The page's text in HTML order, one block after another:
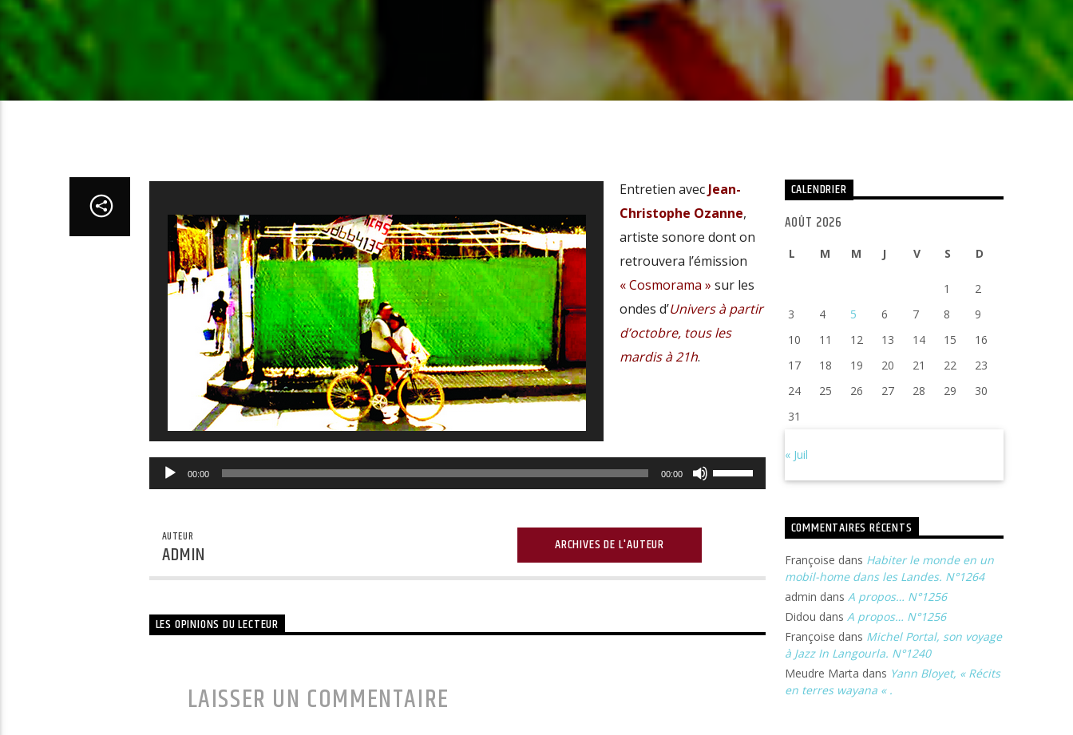
Entretien avec Jean-
Christophe Ozanne,
artiste sonore dont on
retrouvera l’émission
« Cosmorama » sur les
ondes d’Univers à partir
d’octobre, tous les
mardis à 21h.
00:00 00:00
Utilisez
les
diminuer
AUTEUR
ADMIN ARCHIVES DE L'AUTEUR
LES OPINIONS DU LECTEUR
LAISSER UN COMMENTAIRE
CALENDRIER
AOÛT 2026
L M M J V S D
1
2
3
4 5 6 7 8
9
10
11 12 13 14 15
16
17
18 19 20 21 22
23
24
25 26 27 28 29
30
31
« Juil
COMMENTAIRES RÉCENTS
Françoise dans Habiter le monde en un
mobil-home dans les Landes. N°1264
admin dans A propos… N°1256
Didou dans A propos… N°1256
Françoise dans Michel Portal, son voyage
à Jazz In Langourla. N°1240
Meudre Marta dans Yann Bloyet, « Récits
en terres wayana « .